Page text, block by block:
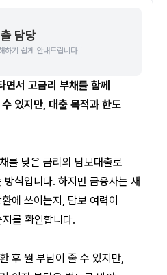
담당
하기 쉽게 안내드립니다
면서 고금리 부채를 함께
있지만, 대출 목적과 한도
를 낮은 금리의 담보대출로
식입니다. 하지만 금융사는 새
에 쓰이는지, 담보 여력이
를 확인합니다.
후 월 부담이 줄 수 있지만,